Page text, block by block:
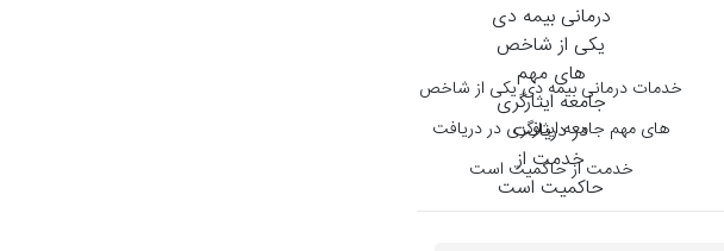
خدمات درمانی بیمه دی یکی از شاخص
های مهم جامعه ایثارگری در دریافت
خدمت از حاکمیت است‌